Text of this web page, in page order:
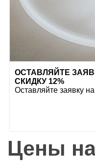
ОСТАВЛЯЙТЕ
СКИДКУ 12%
Оставляйте заявку
Цены